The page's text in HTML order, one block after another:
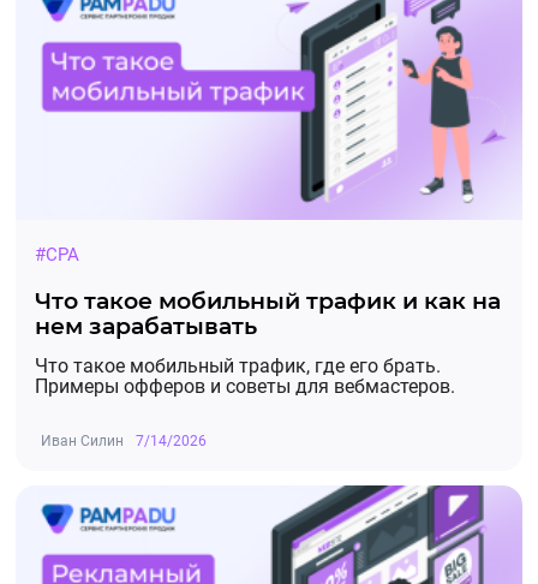
#CPA
Что такое мобильный трафик и как на
нем зарабатывать
Что такое мобильный трафик, где его брать.
Примеры офферов и советы для вебмастеров.
Иван Силин 7/14/2026